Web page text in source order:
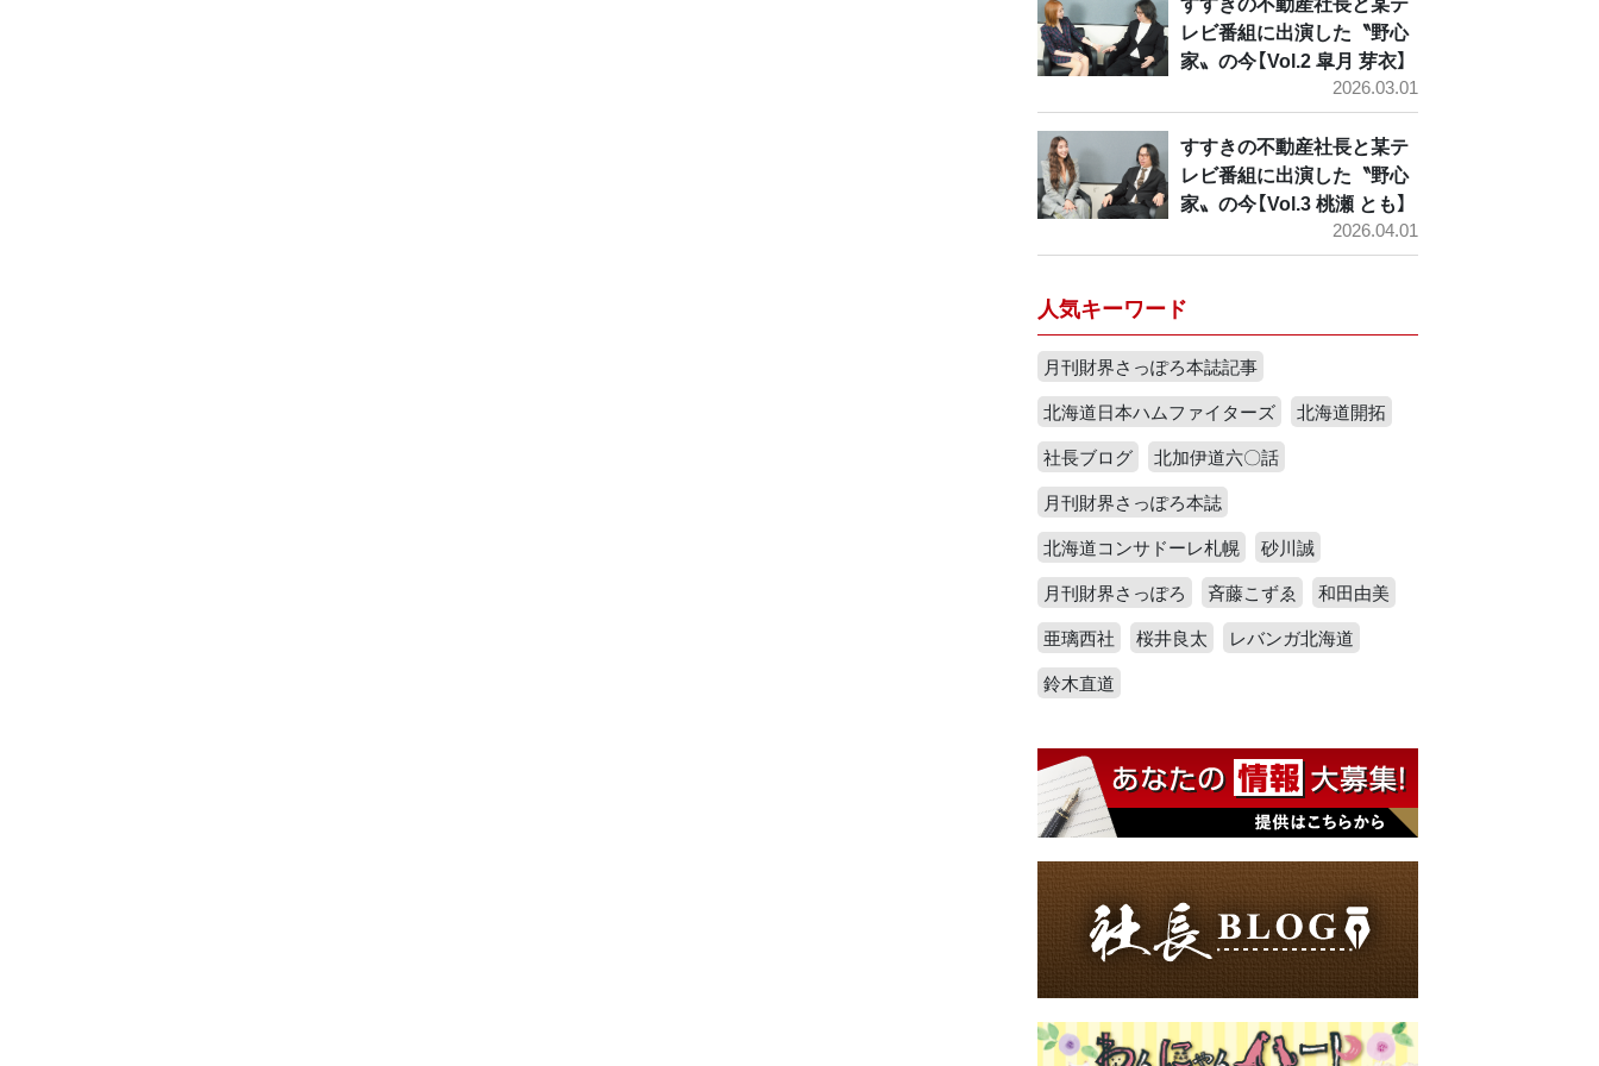
レビ番組に出演した〝野心
家〟の今【Vol.2 皐月 芽衣】
2026.03.01
すすきの不動産社長と某テ
レビ番組に出演した〝野心
家〟の今【Vol.3 桃瀬 とも】
2026.04.01
人気キーワード
月刊財界さっぽろ本誌記事
北海道日本ハムファイターズ
北海道開拓
社長ブログ
北加伊道六〇話
月刊財界さっぽろ本誌
北海道コンサドーレ札幌
砂川誠
月刊財界さっぽろ
斉藤こずゑ
和田由美
亜璃西社
桜井良太
レバンガ北海道
鈴木直道